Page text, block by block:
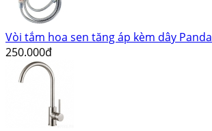
Vòi tắm hoa sen tăng áp kèm dây Panda
250.000đ